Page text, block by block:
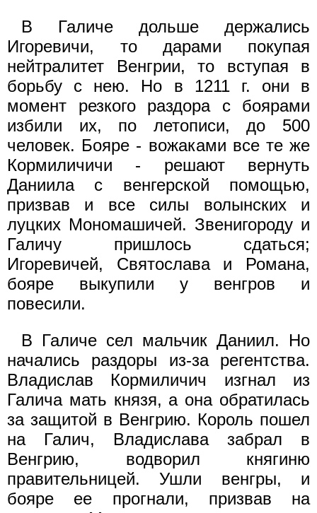
В Галиче дольше держались
Игоревичи, то дарами покупая
нейтралитет Венгрии, то вступая в
борьбу с нею. Но в 1211 г. они в
момент резкого раздора с боярами
избили их, по летописи, до 500
человек. Бояре - вожаками все те же
Кормиличичи - решают вернуть
Даниила с венгерской помощью,
призвав и все силы волынских и
луцких Мономашичей. Звенигороду и
Галичу пришлось сдаться;
Игоревичей, Святослава и Романа,
бояре выкупили у венгров и
повесили.
В Галиче сел мальчик Даниил. Но
начались раздоры из-за регентства.
Владислав Кормиличич изгнал из
Галича мать князя, а она обратилась
за защитой в Венгрию. Король пошел
на Галич, Владислава забрал в
Венгрию, водворил княгиню
правительницей. Ушли венгры, и
бояре ее прогнали, призвав на